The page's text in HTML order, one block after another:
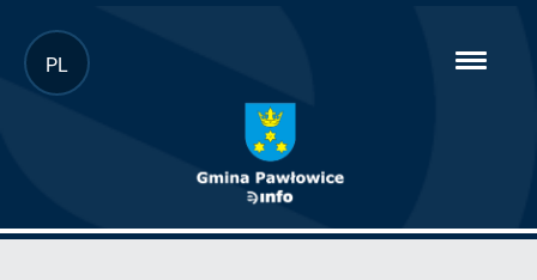
Przejdź
do
PL